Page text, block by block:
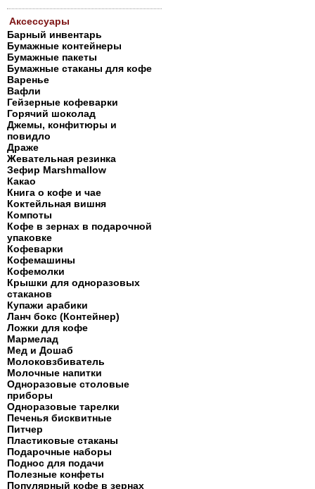
Аксессуары
Барный инвентарь
Бумажные контейнеры
Бумажные пакеты
Бумажные стаканы для кофе
Варенье
Вафли
Гейзерные кофеварки
Горячий шоколад
Джемы, конфитюры и
повидло
Драже
Жевательная резинка
Зефир Marshmallow
Какао
Книга о кофе и чае
Коктейльная вишня
Компоты
Кофе в зернах в подарочной
упаковке
Кофеварки
Кофемашины
Кофемолки
Крышки для одноразовых
стаканов
Купажи арабики
Ланч бокс (Контейнер)
Ложки для кофе
Мармелад
Мед и Дошаб
Молоковзбиватель
Молочные напитки
Одноразовые столовые
приборы
Одноразовые тарелки
Печенья бисквитные
Питчер
Пластиковые стаканы
Подарочные наборы
Поднос для подачи
Полезные конфеты
Популярный кофе в зернах